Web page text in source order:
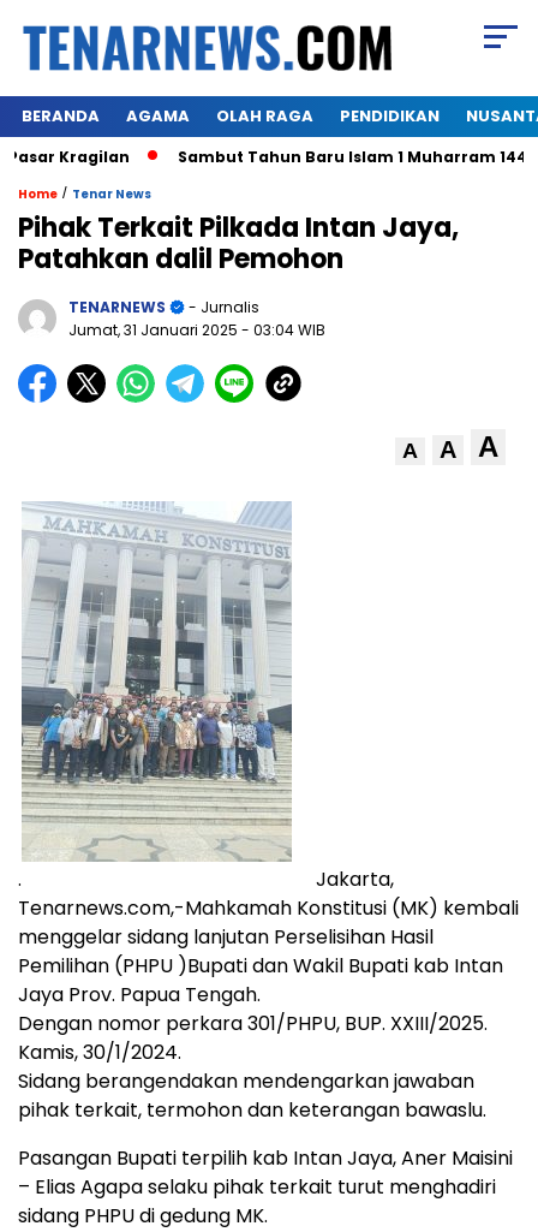
BERANDA AGAMA OLAH RAGA PENDIDIKAN
Kragilan Sambut Tahun Baru Islam 1 Muharram 1445
Home / Tenar News
Pihak Terkait Pilkada Intan Jaya,
Patahkan dalil Pemohon
TENARNEWS
- Jurnalis
Jumat, 31 Januari 2025 - 03:04 WIB
A A A
.
Jakarta,
Tenarnews.com,-Mahkamah Konstitusi (MK) kembali
menggelar sidang lanjutan Perselisihan Hasil
Pemilihan (PHPU )Bupati dan Wakil Bupati kab Intan
Jaya Prov. Papua Tengah.
Dengan nomor perkara 301/PHPU, BUP. XXIII/2025.
Kamis, 30/1/2024.
Sidang berangendakan mendengarkan jawaban
pihak terkait, termohon dan keterangan bawaslu.
Pasangan Bupati terpilih kab Intan Jaya, Aner Maisini
– Elias Agapa selaku pihak terkait turut menghadiri
sidang PHPU di gedung MK.